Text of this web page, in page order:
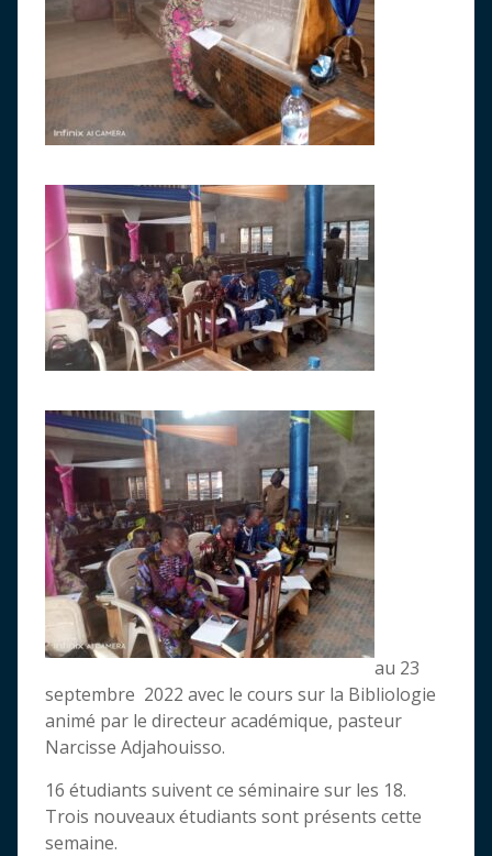
au 23
septembre 2022 avec le cours sur la Bibliologie
animé par le directeur académique, pasteur
Narcisse Adjahouisso.
16 étudiants suivent ce séminaire sur les 18.
Trois nouveaux étudiants sont présents cette
semaine.